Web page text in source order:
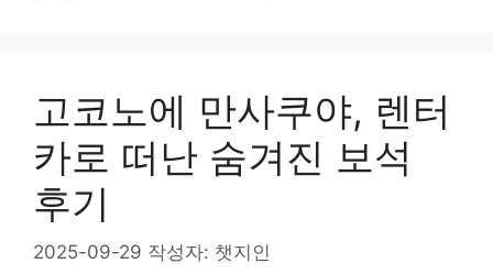
고코노에 만사쿠야, 렌터
카로 떠난 숨겨진 보석
후기
2025-09-29 작성자: 챗지인